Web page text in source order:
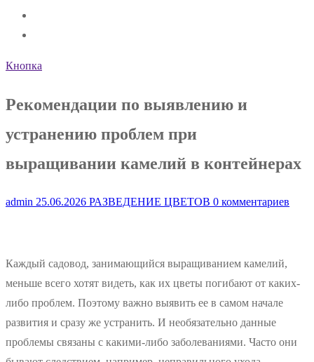
Кнопка
Рекомендации по выявлению и
устранению проблем при
выращивании камелий в контейнерах
admin 25.06.2026 РАЗВЕДЕНИЕ ЦВЕТОВ 0 комментариев
Каждый садовод, занимающийся выращиванием камелий,
меньше всего хотят видеть, как их цветы погибают от каких-
либо проблем. Поэтому важно выявить ее в самом начале
развития и сразу же устранить. И необязательно данные
проблемы связаны с какими-либо заболеваниями. Часто они